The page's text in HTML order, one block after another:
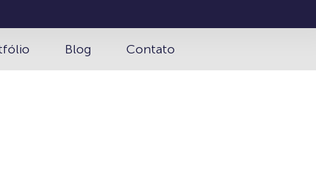
Blog Contato